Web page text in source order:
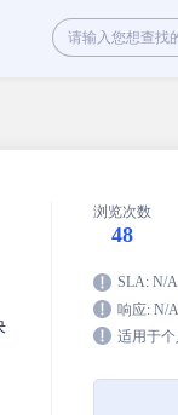
浏览次数
48
SLA: N/A
响应: N/A
适用于